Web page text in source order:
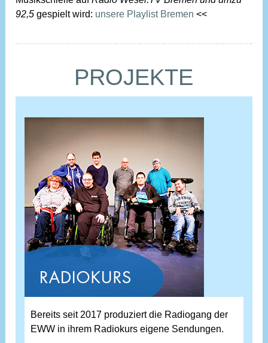
92,5 gespielt wird: unsere Playlist Bremen <<
PROJEKTE
Bereits seit 2017 produziert die Radiogang der
EWW in ihrem Radiokurs eigene Sendungen.